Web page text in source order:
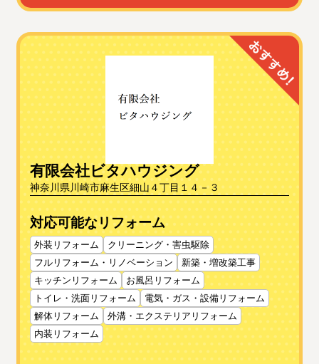
有限会社ビタハウジング
神奈川県川崎市麻生区細山４丁目１４－３
対応可能なリフォーム
外装リフォーム
クリーニング・害虫駆除
フルリフォーム・リノベーション
新築・増改築工事
キッチンリフォーム
お風呂リフォーム
トイレ・洗面リフォーム
電気・ガス・設備リフォーム
解体リフォーム
外溝・エクステリアリフォーム
内装リフォーム